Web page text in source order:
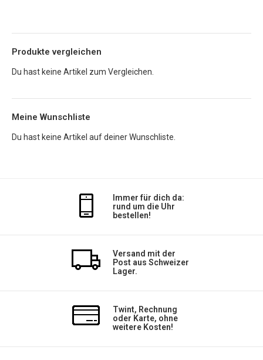
Produkte vergleichen
Du hast keine Artikel zum Vergleichen.
Meine Wunschliste
Du hast keine Artikel auf deiner Wunschliste.
Immer für dich da:
rund um die Uhr
bestellen!
Versand mit der
Post aus Schweizer
Lager.
Twint, Rechnung
oder Karte, ohne
weitere Kosten!